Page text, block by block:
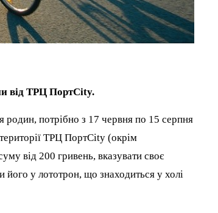
від ТРЦ ПортCity. ⠀
родин, потрібно з 17 червня по 15 серпня
ТРЦ ПортCity (окрім
від 200 гривень, вказувати своє
його у лототрон, що знаходиться у холі